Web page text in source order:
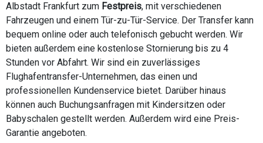
Albstadt Frankfurt zum Festpreis, mit verschiedenen
Fahrzeugen und einem Tür-zu-Tür-Service. Der Transfer kann
bequem online oder auch telefonisch gebucht werden. Wir
bieten außerdem eine kostenlose Stornierung bis zu 4
Stunden vor Abfahrt. Wir sind ein zuverlässiges
Flughafentransfer-Unternehmen, das einen und
professionellen Kundenservice bietet. Darüber hinaus
können auch Buchungsanfragen mit Kindersitzen oder
Babyschalen gestellt werden. Außerdem wird eine Preis-
Garantie angeboten.